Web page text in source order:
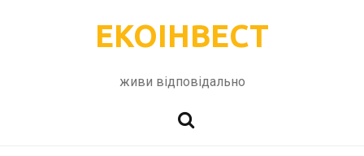
ЕКОІНВЕСТ
живи відповідально